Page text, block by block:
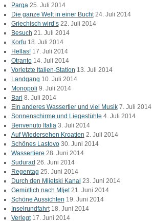
Parga 25. Juli 2014
Die ganze Welt in einer Bucht 24. Juli 2014
Griechisch wird’s 22. Juli 2014
Besuch 21. Juli 2014
Korfu 18. Juli 2014
Hellas! 17. Juli 2014
Otranto 14. Juli 2014
Vorletzte Italien-Station 13. Juli 2014
Landgang 10. Juli 2014
Monopoli 9. Juli 2014
Bari 8. Juli 2014
Ein anderes Wassertier und viel Musik 7. Juli 2014
Sonnenschirme und Liegestühle 4. Juli 2014
Benvenuto Italia 3. Juli 2014
Auf Wiedersehen Kroatien 2. Juli 2014
Schönes Lastovo 30. Juni 2014
Wassertiere 28. Juni 2014
Sudurad 26. Juni 2014
Regentag 25. Juni 2014
Durch den Mljetski Kanal 23. Juni 2014
Gemütlich nach Mljet 21. Juni 2014
Schöne Aussichten 19. Juni 2014
Inselrundfahrt 18. Juni 2014
Verlegt 17. Juni 2014